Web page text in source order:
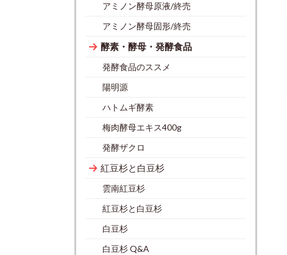
アミノン酵母原液/終売
アミノン酵母固形/終売
酵素・酵母・発酵食品
発酵食品のススメ
陽明源
ハトムギ酵素
梅肉酵母エキス400g
発酵ザクロ
紅豆杉と白豆杉
雲南紅豆杉
紅豆杉と白豆杉
白豆杉
白豆杉 Q&A